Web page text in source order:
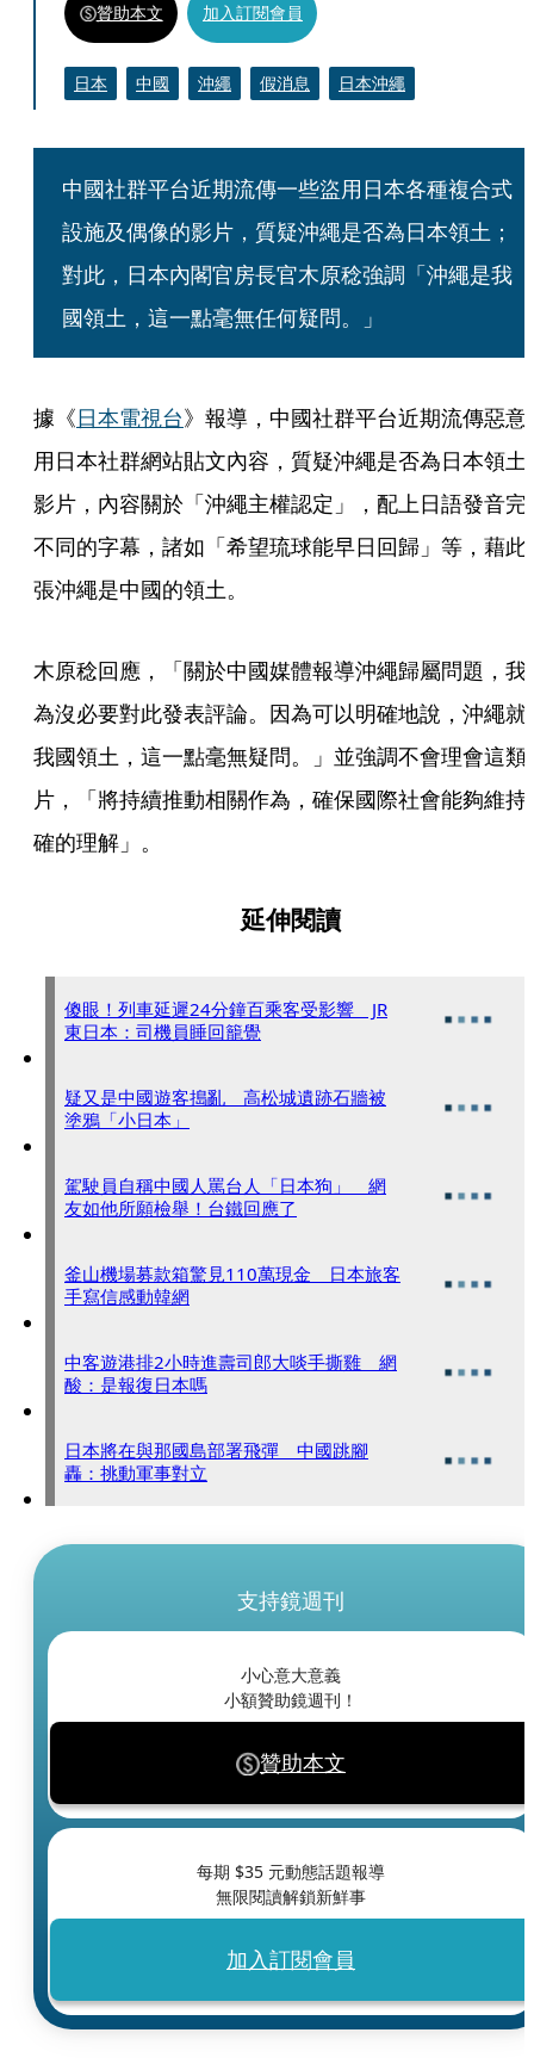
贊助本文 加入訂閱會員
日本 中國 沖繩 假消息 日本沖繩
中國社群平台近期流傳一些盜用日本各種複合式
設施及偶像的影片，質疑沖繩是否為日本領土；
對此，日本內閣官房長官木原稔強調「沖繩是我
國領土，這一點毫無任何疑問。」
據《日本電視台》報導，中國社群平台近期流傳惡意
用日本社群網站貼文內容，質疑沖繩是否為日本領土
影片，內容關於「沖繩主權認定」，配上日語發音完
不同的字幕，諸如「希望琉球能早日回歸」等，藉此
張沖繩是中國的領土。
木原稔回應，「關於中國媒體報導沖繩歸屬問題，我
為沒必要對此發表評論。因為可以明確地說，沖繩就
我國領土，這一點毫無疑問。」並強調不會理會這類
片，「將持續推動相關作為，確保國際社會能夠維持
確的理解」。
延伸閱讀
傻眼！列車延遲24分鐘百乘客受影響 JR
東日本：司機員睡回籠覺
疑又是中國遊客搗亂 高松城遺跡石牆被
塗鴉「小日本」
駕駛員自稱中國人罵台人「日本狗」 網
友如他所願檢舉！台鐵回應了
釜山機場募款箱驚見110萬現金 日本旅客
手寫信感動韓網
中客遊港排2小時進壽司郎大啖手撕雞 網
酸：是報復日本嗎
日本將在與那國島部署飛彈 中國跳腳
轟：挑動軍事對立
支持鏡週刊
小心意大意義
小額贊助鏡週刊！
贊助本文
每期 $35 元動態話題報導
無限閱讀解鎖新鮮事
加入訂閱會員